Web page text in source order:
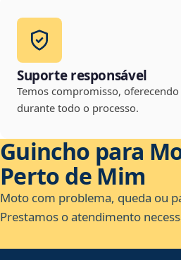
Suporte responsável
Temos compromisso,
durante todo o processo.
Guincho para
Perto de Mim
Moto com problema, queda ou
Prestamos o atendimento